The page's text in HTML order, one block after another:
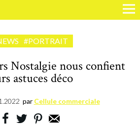
#PORTRAIT
Nostalgie nous confient
astuces déco
par Cellule commerciale